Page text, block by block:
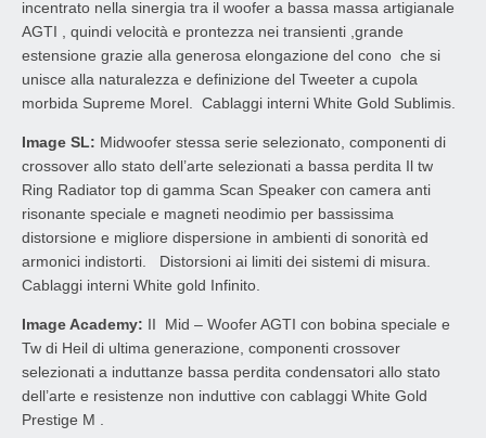
incentrato nella sinergia tra il woofer a bassa massa artigianale
AGTI , quindi velocità e prontezza nei transienti ,grande
estensione grazie alla generosa elongazione del cono che si
unisce alla naturalezza e definizione del Tweeter a cupola
morbida Supreme Morel. Cablaggi interni White Gold Sublimis.
Image SL: Midwoofer stessa serie selezionato, componenti di
crossover allo stato dell’arte selezionati a bassa perdita Il tw
Ring Radiator top di gamma Scan Speaker con camera anti
risonante speciale e magneti neodimio per bassissima
distorsione e migliore dispersione in ambienti di sonorità ed
armonici indistorti. Distorsioni ai limiti dei sistemi di misura.
Cablaggi interni White gold Infinito.
Image Academy: II Mid – Woofer AGTI con bobina speciale e
Tw di Heil di ultima generazione, componenti crossover
selezionati a induttanze bassa perdita condensatori allo stato
dell’arte e resistenze non induttive con cablaggi White Gold
Prestige M .